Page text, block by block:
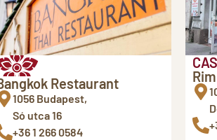
Restaurant
1056 Budapest,
Só utca 16
+36 1 266 0584